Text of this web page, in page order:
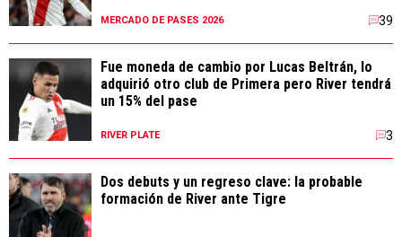
MERCADO DE PASES 2026 39
Fue moneda de cambio por Lucas Beltrán, lo
adquirió otro club de Primera pero River tendrá
un 15% del pase
RIVER PLATE 3
Dos debuts y un regreso clave: la probable
formación de River ante Tigre